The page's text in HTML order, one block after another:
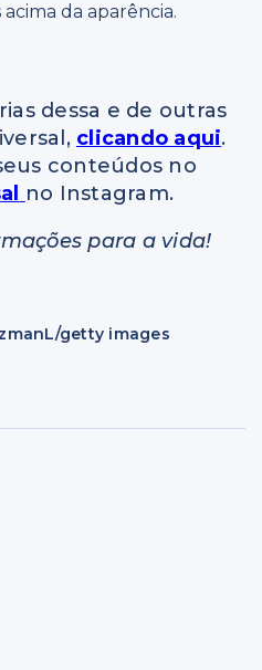
da aparência.
dessa e de outras
clicando aqui.
conteúdos no
no Instagram.
para a vida!
getty images